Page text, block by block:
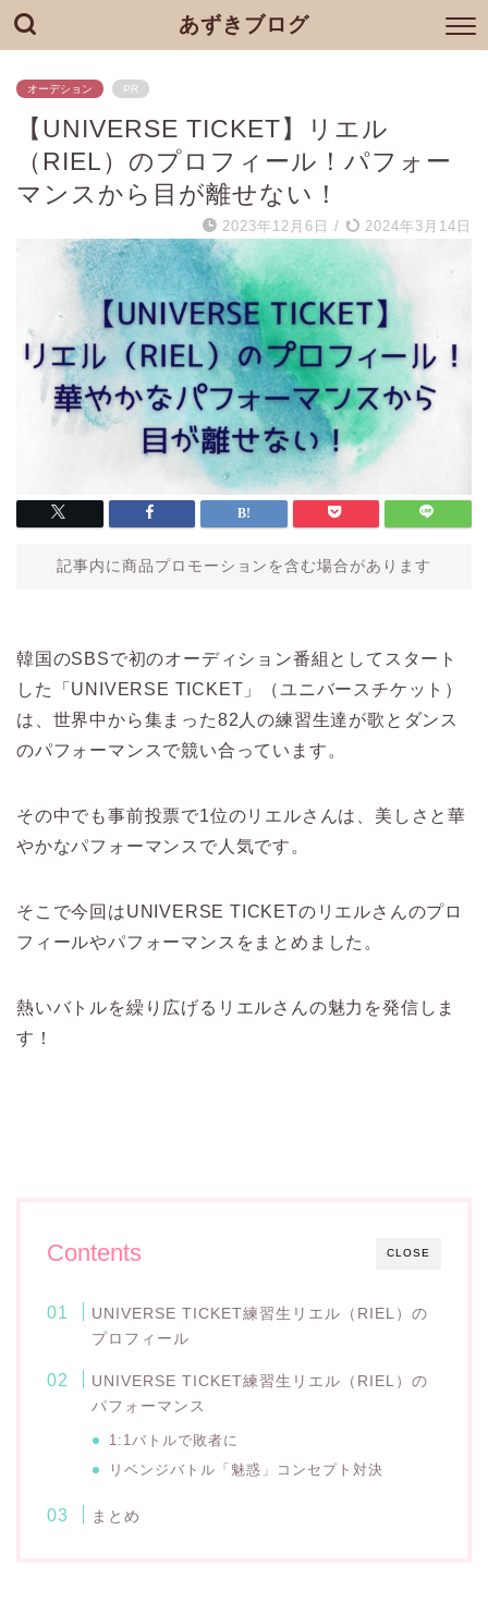
あずきブログ
オーデション PR
【UNIVERSE TICKET】リエル
（RIEL）のプロフィール！パフォー
マンスから目が離せない！
2023年12月6日 / 2024年3月14日
記事内に商品プロモーションを含む場合があります
韓国のSBSで初のオーディション番組としてスタート
した「UNIVERSE TICKET」（ユニバースチケット）
は、世界中から集まった82人の練習生達が歌とダンス
のパフォーマンスで競い合っています。
その中でも事前投票で1位のリエルさんは、美しさと華
やかなパフォーマンスで人気です。
そこで今回はUNIVERSE TICKETのリエルさんのプロ
フィールやパフォーマンスをまとめました。
熱いバトルを繰り広げるリエルさんの魅力を発信しま
す！
CLOSE
Contents
UNIVERSE TICKET練習生リエル（RIEL）の
プロフィール
UNIVERSE TICKET練習生リエル（RIEL）の
パフォーマンス
1:1バトルで敗者に
リベンジバトル「魅惑」コンセプト対決
まとめ